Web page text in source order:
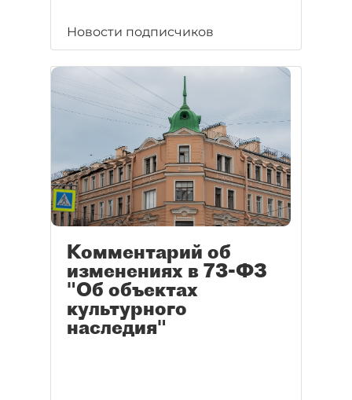
Новости подписчиков
Комментарий об
изменениях в 73-ФЗ
"Об объектах
культурного
наследия"